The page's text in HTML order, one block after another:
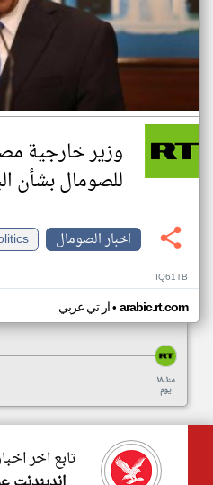
وزير خارجية
للصومال بشأن
اخبار الصومال
IQ61TB
ار تي عربي• arabic.rt.com
منذ ١٨
يوم
تابع اخر